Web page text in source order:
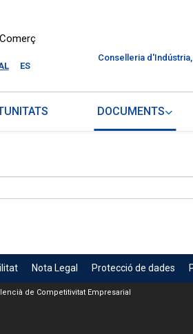
ES
Conselleria
DOCUMENTS
Nota Legal Protecció de dades
de Competitivitat Empresarial